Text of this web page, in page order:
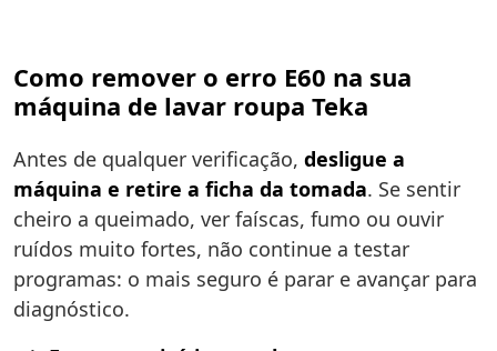
Como remover o erro E60 na sua
máquina de lavar roupa Teka
Antes de qualquer verificação, desligue a
máquina e retire a ficha da tomada. Se sentir
cheiro a queimado, ver faíscas, fumo ou ouvir
ruídos muito fortes, não continue a testar
programas: o mais seguro é parar e avançar para
diagnóstico.